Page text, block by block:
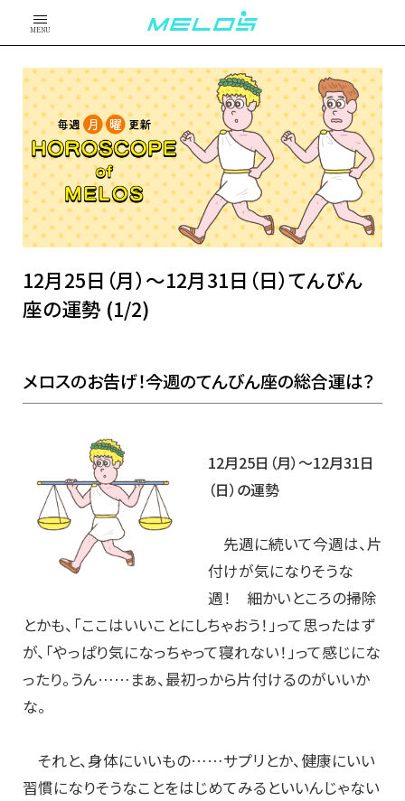
MENU
12月25日（月）～12月31日（日）てんびん
座の運勢 (1/2)
メロスのお告げ！今週のてんびん座の総合運は？
12月25日（月）～12月31日
（日）の運勢
先週に続いて今週は、片
付けが気になりそうな
週！ 細かいところの掃除
とかも、「ここはいいことにしちゃおう！」って思ったはず
が、「やっぱり気になっちゃって寝れない！」って感じにな
ったり。うん……まぁ、最初っから片付けるのがいいか
な。
それと、身体にいいもの……サプリとか、健康にいい
習慣になりそうなことをはじめてみるといいんじゃない